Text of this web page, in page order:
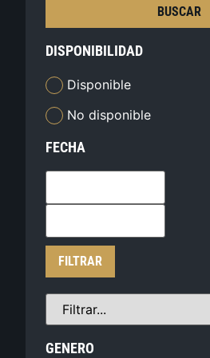
BUSCAR
DISPONIBILIDAD
Disponible
No disponible
FECHA
FILTRAR
GENERO